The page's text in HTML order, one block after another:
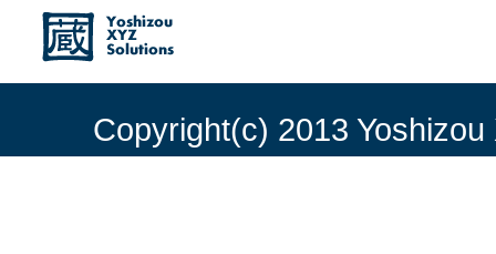
Copyright(c) 2013